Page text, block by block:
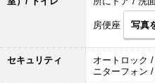
房便座 写真
セキュリティ オートロック /
ニターフォン